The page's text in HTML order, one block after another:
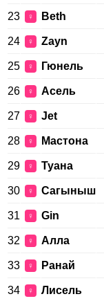
23 ♀ Beth
24 ♀ Zayn
25 ♀ Гюнель
26 ♀ Асель
27 ♀ Jet
28 ♀ Мастона
29 ♀ Туана
30 ♀ Сагыныш
31 ♀ Gin
32 ♀ Алла
33 ♀ Ранай
34 ♀ Лисель